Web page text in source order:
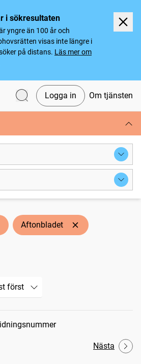
i sökresultaten
yngre än 100 år och
visas inte längre i
på distans. Läs mer om
Logga in Om tjänsten
Aftonbladet
Nästa